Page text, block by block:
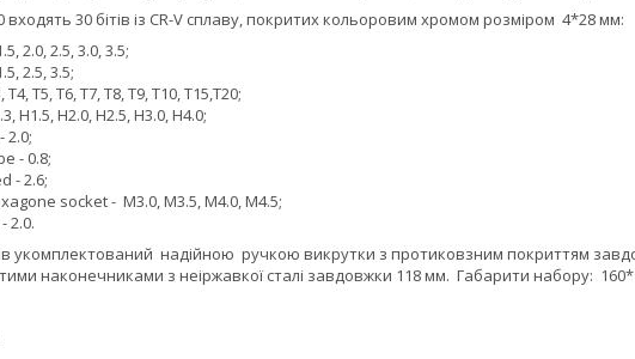
входять 30 бітів із CR-V сплаву, покритих кольоровим хромом розміром 4*28 мм:
2.0, 2.5, 3.0, 3.5;
2.5, 3.5;
T4, T5, T6, T7, T8, T9, T10, T15,T20;
H1.5, H2.0, H2.5, H3.0, H4.0;
2.0;
- 0.8;
- 2.6;
socket - M3.0, M3.5, M4.0, M4.5;
-2.0.
укомплектований надійною ручкою викрутки з протиковзним покриттям
наконечниками з неіржавкої сталі завдовжки 118 мм. Габарити набору: